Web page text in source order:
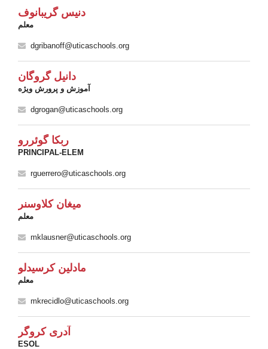
دنیس گریبانوف
معلم
dgribanoff@uticaschools.org
دانیل گروگان
آموزش و پرورش ویژه
dgrogan@uticaschools.org
ربکا گوئررو
PRINCIPAL-ELEM
rguerrero@uticaschools.org
میغان کلاوسنر
معلم
mklausner@uticaschools.org
مادلین کرسیدلو
معلم
mkrecidlo@uticaschools.org
آدری کروگر
ESOL